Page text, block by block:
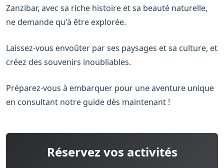
Zanzibar, avec sa riche histoire et sa beauté naturelle,
ne demande qu'à être explorée.
Laissez-vous envoûter par ses paysages et sa culture, et
créez des souvenirs inoubliables.
Préparez-vous à embarquer pour une aventure unique
en consultant notre guide dès maintenant !
Réservez vos activités